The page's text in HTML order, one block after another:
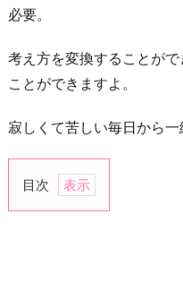
必要。
考え方を変換することが
ことができますよ。
寂しくて苦しい毎日から一
目次
1.